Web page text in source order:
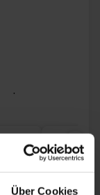
Über Cookies
145,-
290,-
Okt